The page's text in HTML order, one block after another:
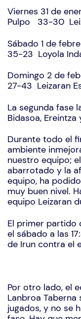
Viernes 31 de
Pulpo 33-30
Sábado 1 de
35-23 Loyola
Domingo 2 de
27-43 Leizaran
La segunda fase
Bidasoa, Ereintza
Durante todo el
ambiente
nuestro equipo;
abarrotado y la
equipo, ha
muy buen nivel.
equipo Leizaran
El primer partido
el sábado a las
de Irun contra el
Por otro lado, el
Lanbroa
jugados, y no se